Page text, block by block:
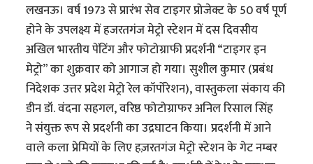
लखनऊ। वर्ष 1973 से प्रारंभ सेव टाइगर प्रोजेक्ट के 50 वर्ष पूर्ण
होने के उपलक्ष्य में हजरतगंज मेट्रो स्टेशन में दस दिवसीय
अखिल भारतीय पेंटिंग और फोटोग्राफी प्रदर्शनी “टाइगर इन
मेट्रो” का शुक्रवार को आगाज हो गया। सुशील कुमार (प्रबंध
निदेशक उत्तर प्रदेश मेट्रो रेल कॉर्पोरेशन), वास्तुकला संकाय की
डीन डॉ. वंदना सहगल, वरिष्ठ फोटोग्राफर अनिल रिसाल सिंह
ने संयुक्त रूप से प्रदर्शनी का उद्रघाटन किया। प्रदर्शनी में आने
वाले कला प्रेमियों के लिए हज़रतगंज मेट्रो स्टेशन के गेट नम्बर